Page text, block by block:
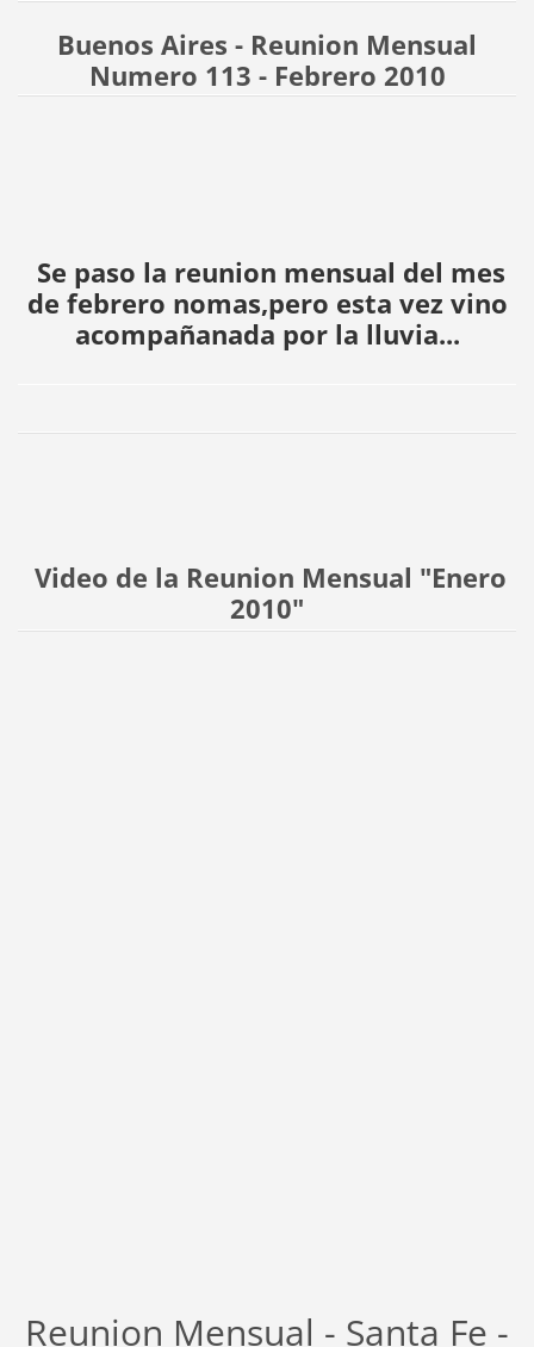
Buenos Aires - Reunion Mensual
Numero 113 - Febrero 2010
Se paso la reunion mensual del mes
de febrero nomas,pero esta vez vino
acompañanada por la lluvia...
Video de la Reunion Mensual "Enero
2010"
Reunion Mensual - Santa Fe -